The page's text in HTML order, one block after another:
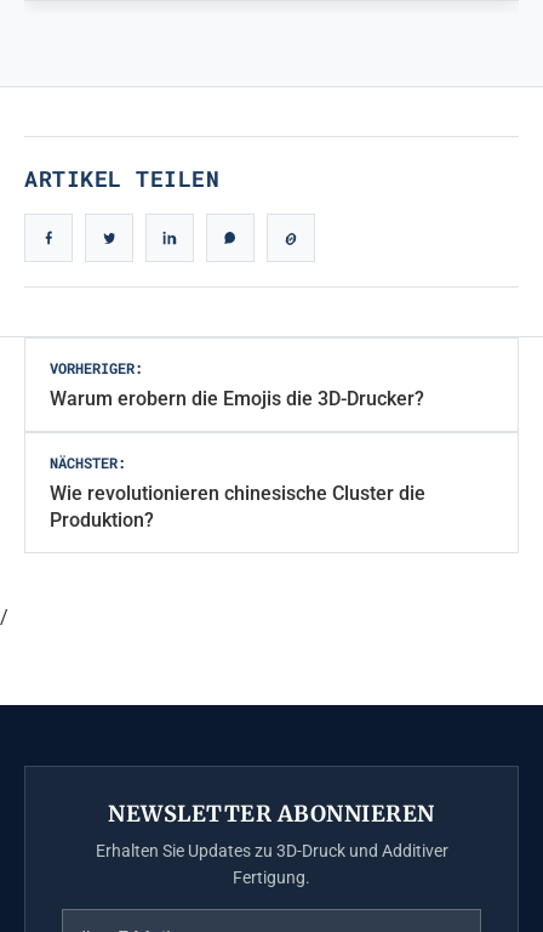
ARTIKEL TEILEN
Beitragsnavigation
VORHERIGER:
Warum erobern die Emojis die 3D-Drucker?
NÄCHSTER:
Wie revolutionieren chinesische Cluster die
Produktion?
/
NEWSLETTER ABONNIEREN
Erhalten Sie Updates zu 3D-Druck und Additiver
Fertigung.